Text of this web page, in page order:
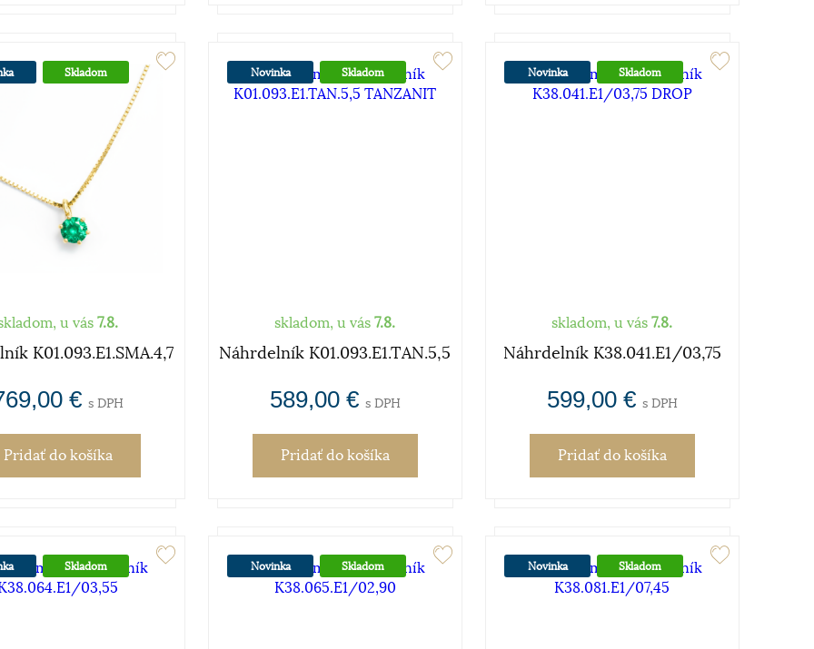
Skladom
u vás7.8.
K01.093.E1.SMA.4,7
€ s DPH
Pridaťdo košíka
Novinka Skladom
skladom, u vás7.8.
Náhrdelník K01.093.E1.TAN.5,5
589,00 € s DPH
Pridaťdo košíka
Novinka Skladom
skladom, u vás7.8.
Náhrdelník K38.041.E1/03,75
599,00 € s DPH
Pridaťdo košíka
Skladom Novinka Skladom Novinka Skladom